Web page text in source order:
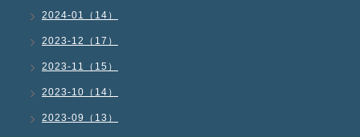
2024-01（14）
2023-12（17）
2023-11（15）
2023-10（14）
2023-09（13）